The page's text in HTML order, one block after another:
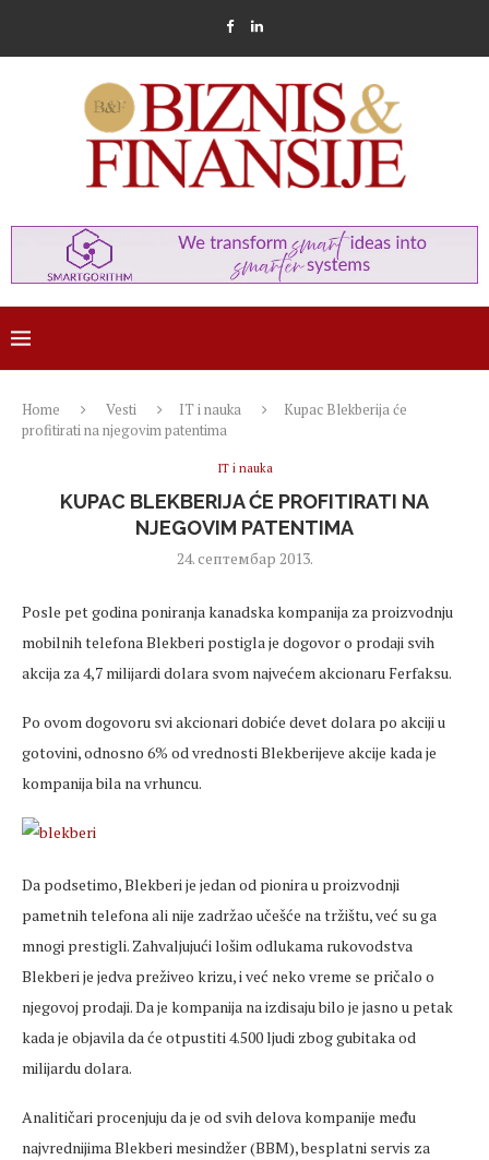
Home Vesti IT i nauka
Kupac Blekberija će
profitirati na njegovim patentima
IT i nauka
KUPAC BLEKBERIJA ĆE PROFITIRATI NA
NJEGOVIM PATENTIMA
24. септембар 2013.
Posle pet godina poniranja kanadska kompanija za proizvodnju
mobilnih telefona Blekberi postigla je dogovor o prodaji svih
akcija za 4,7 milijardi dolara svom najvećem akcionaru Ferfaksu.
Po ovom dogovoru svi akcionari dobiće devet dolara po akciji u
gotovini, odnosno 6% od vrednosti Blekberijeve akcije kada je
kompanija bila na vrhuncu.
Da podsetimo, Blekberi je jedan od pionira u proizvodnji
pametnih telefona ali nije zadržao učešće na tržištu, već su ga
mnogi prestigli. Zahvaljujući lošim odlukama rukovodstva
Blekberi je jedva preživeo krizu, i već neko vreme se pričalo o
njegovoj prodaji. Da je kompanija na izdisaju bilo je jasno u petak
kada je objavila da će otpustiti 4.500 ljudi zbog gubitaka od
milijardu dolara.
Analitičari procenjuju da je od svih delova kompanije među
najvrednijima Blekberi mesindžer (BBM), besplatni servis za